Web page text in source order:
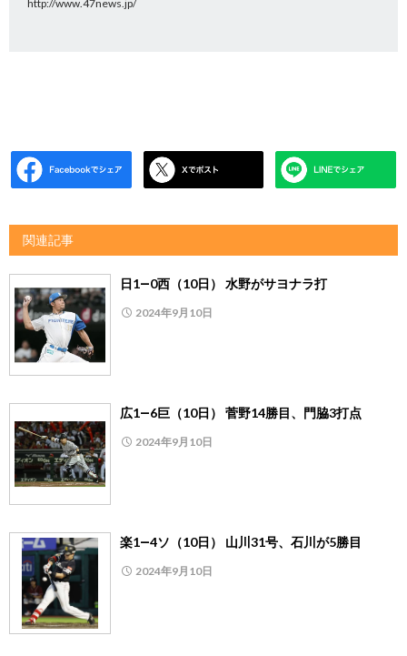
http://www.47news.jp/
関連記事
日1―0西（10日） 水野がサヨナラ打
2024年9月10日
広1―6巨（10日） 菅野14勝目、門脇3打点
2024年9月10日
楽1―4ソ（10日） 山川31号、石川が5勝目
2024年9月10日